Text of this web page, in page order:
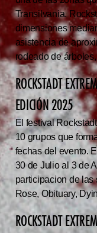
Transilvania.
dimensiones
asistencia de
rodeado de
ROCKSTADT
EDICIÓN 2025
El festival
10 grupos que
fechas del evento.
30 de Julio al 3 de
participacion de
Rose, Obituary,
ROCKSTADT